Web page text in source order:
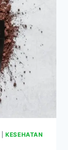
|KESEHATAN